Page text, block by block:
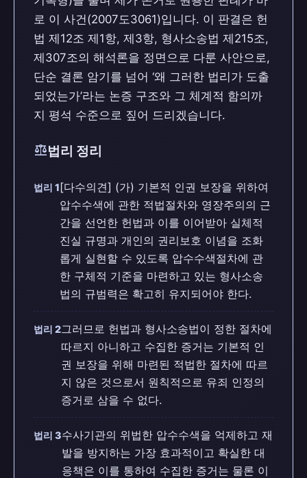
로 이 사건(2007도3061)입니다. 이 판결은 헌
법 제12조 제1항, 제3항, 형사소송법 제215조,
제307조의 해석론을 정면으로 다룬 사안으로,
단순 결론 암기를 넘어 ‘왜 그러한 법리가 도출
되었는가’라는 논증 구조와 그 체계적 함의까
지 평석 수준으로 짚어 드리겠습니다.
balance법리 정리
법리 1[다수의견] (가) 기본적 인권 보장을 위하여
압수수색에 관한 적법절차와 영장주의의 근
간을 선언한 헌법과 이를 이어받아 실체적
진실 규명과 개인의 권리보호 이념을 조화
롭게 실현할 수 있도록 압수수색절차에 관
한 구체적 기준을 마련하고 있는 형사소송
법의 규범력은 확고히 유지되어야 한다.
법리 2그러므로 헌법과 형사소송법이 정한 절차에
따르지 아니하고 수집한 증거는 기본적 인
권 보장을 위해 마련된 적법한 절차에 따르
지 않은 것으로서 원칙적으로 유죄 인정의
증거로 삼을 수 없다.
법리 3수사기관의 위법한 압수수색을 억제하고 재
발을 방지하는 가장 효과적이고 확실한 대
응책은 이를 통하여 수집한 증거는 물론 이